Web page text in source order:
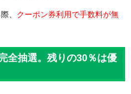
、
クーポン券利用で手数料が無
全抽選。残りの30％は優